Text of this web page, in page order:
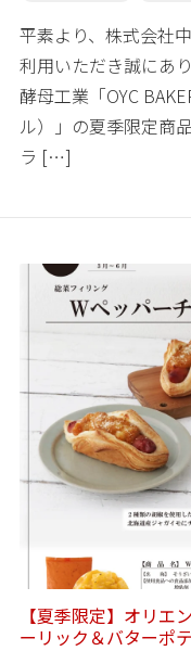
平素より、株式会社
利用いただき誠にあ
酵母工業「OYC
ル）」の夏季限定商
ラ […]
【夏季限定】オリエ
ーリック＆バターポ